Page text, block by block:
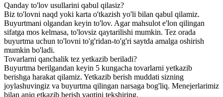
Qanday to'lov usullarini qabul qilasiz?
Biz to'lovni naqd yoki karta o'tkazish yo'li bilan qabul qilamiz.
Buyurtmani olgandan keyin to'lov. Agar mahsulot e'lon qilingan
sifatga mos kelmasa, to'lovsiz qaytarilishi mumkin. Tez orada
buyurtma uchun to'lovni to'g'ridan-to'g'ri saytda amalga oshirish
mumkin bo'ladi.
Tovarlarni qanchalik tez yetkazib beriladi?
Buyurtma berilgandan keyin 5 kungacha tovarlarni yetkazib
berishga harakat qilamiz. Yetkazib berish muddati sizning
joylashuvingiz va buyurtma qilingan narsaga bog'liq. Menejerlarimiz
bilan aniq etkazib berish vaqtini tekshiring.